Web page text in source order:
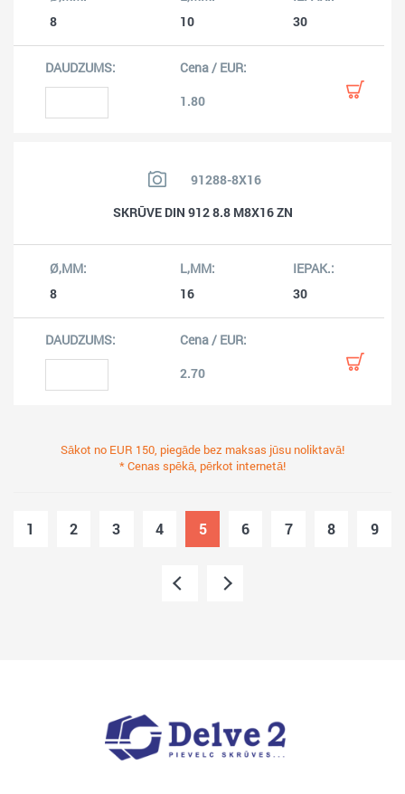
8 10 30
1.80
91288-8X16
SKRŪVE DIN 912 8.8 M8X16 ZN
8 16 30
2.70
Sākot no EUR 150, piegāde bez maksas jūsu noliktavā!
* Cenas spēkā, pērkot internetā!
1 2 3 4 5 6 7 8 9